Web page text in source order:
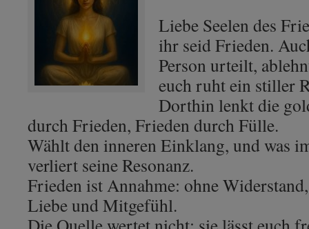
Liebe Seelen des
ihr seid Frieden.
Person urteilt,
euch ruht ein stiller
Dorthin lenkt die
durch Frieden, Frieden durch Fülle.
Wählt den inneren Einklang, und was
verliert seine Resonanz.
Frieden ist Annahme: ohne
Liebe und Mitgefühl.